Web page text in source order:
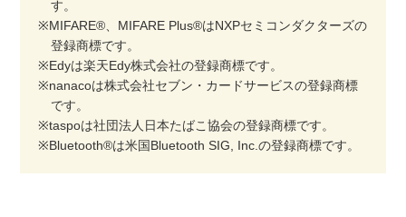
す。
※MIFARE®、MIFARE Plus®はNXPセミコンダクターズの
登録商標です。
※Edyは楽天Edy株式会社の登録商標です。
※nanacoは株式会社セブン・カードサービスの登録商標
です。
※taspoは社団法人日本たばこ協会の登録商標です。
※Bluetooth®は米国Bluetooth SIG, Inc.の登録商標です。